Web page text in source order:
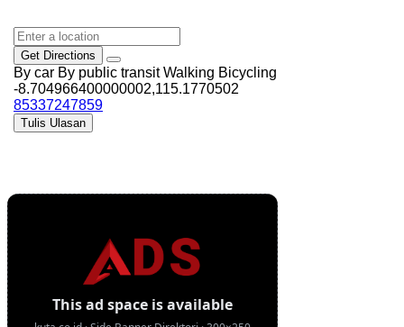
Get Directions
By car By public transit Walking Bicycling
-8.704966400000002,115.1770502
85337247859
Tulis Ulasan